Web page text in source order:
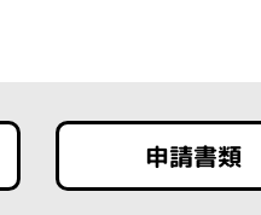
申請書類